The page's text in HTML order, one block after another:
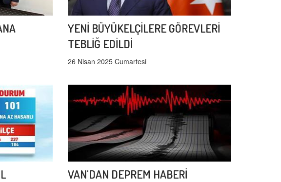
YENİ BÜYÜKELÇİLERE GÖREVLERİ
TEBLİĞ EDİLDİ
26 Nisan 2025 Cumartesi
VAN'DAN DEPREM HABERİ